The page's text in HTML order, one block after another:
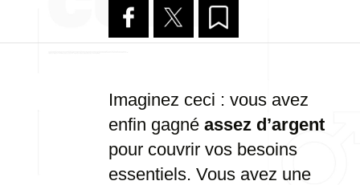
Imaginez ceci : vous avez
enfin gagné assez d’argent
pour couvrir vos besoins
essentiels. Vous avez une